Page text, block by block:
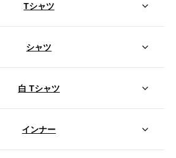
Tシャツ
シャツ
白 Tシャツ
インナー